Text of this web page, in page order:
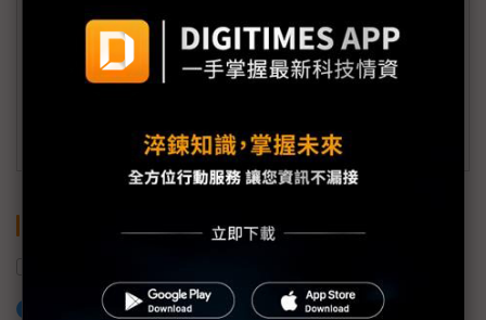
member@digitimes.com
(一個工作日內將回覆您的來信)
訂閱DIGITIMES 行動版
加入已選取到「關鍵字追蹤」